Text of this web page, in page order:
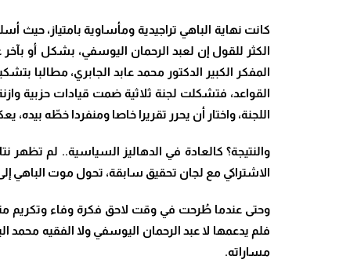
كانت نهاية الباهي تراجيدية ومأساوية بامتياز، حيث
الكثر للقول إن لعبد الرحمان اليوسفي، بشكل أو
المفكر الكبير الدكتور محمد عابد الجابري،
القواعد، فتشكلت لجنة ثلاثية ضمت قيادات حزبية
اللجنة، واختار أن يحرر تقريرا خاصا ومنفردا خطّه
والنتيجة؟ كالعادة في الدهاليز السياسية.. لم تظهر
الاشتراكي مع لجان تحقيق سابقة، تحول موت الباهي
وحتى عندما طُرحت في وقت لاحق فكرة وفاء وتكريم
فلم يدعمها لا عبد الرحمان اليوسفي ولا الفقيه
مساراته.